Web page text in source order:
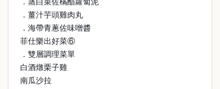
．蒸白菜佐橘醋蘿蔔泥
．薑汁芋頭雞肉丸
．海帶青蔥佐味噌醬
菲仕樂出好菜⑥
．雙層調理菜單
白酒燉栗子雞
南瓜沙拉